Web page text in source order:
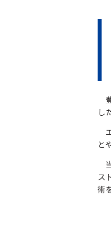
し
と
ス
術